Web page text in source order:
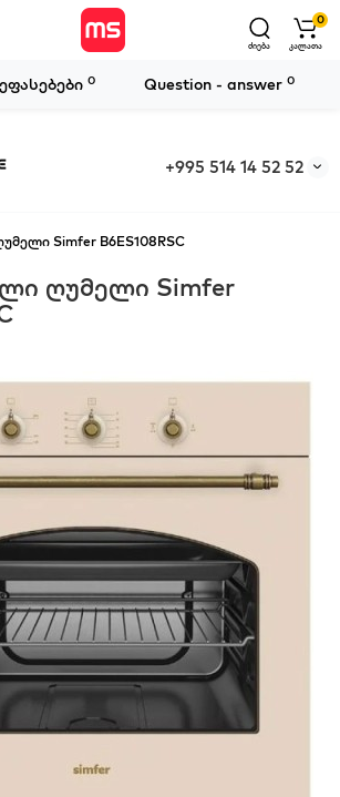
+995 514 14 52 52
ძიება
0
კალათა
Simfer B6ES108RSC
ღუმელი Simfer
0 Question - answer 0